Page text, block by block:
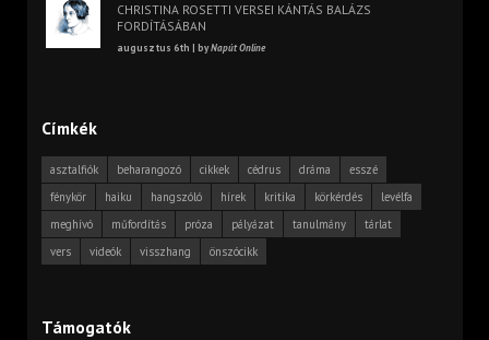
CHRISTINA ROSETTI VERSEI KÁNTÁS BALÁZS
FORDÍTÁSÁBAN
augusztus 6th | byNapút Online
Címkék
asztalfiók beharangozó cikkek cédrus dráma
esszé
fénykör
haiku hangszóló hírek kritika körkérdés
levélfa
meghívó
műfordítás próza pályázat tanulmány
tárlat
vers
videók visszhang önszócikk
Támogatók